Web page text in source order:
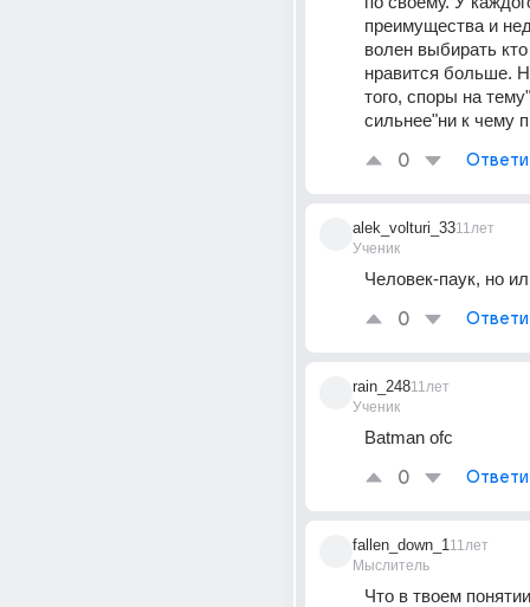
преимущества и
волен выбирать
нравится больше.
того, споры на
сильнее"ни к чему
0
alek_volturi_33
Ученик
11лет
Человек-паук, но
0
rain_248
Ученик
11лет
Batman ofc
0
fallen_down_1
Мыслитель
11лет
Что в твоем